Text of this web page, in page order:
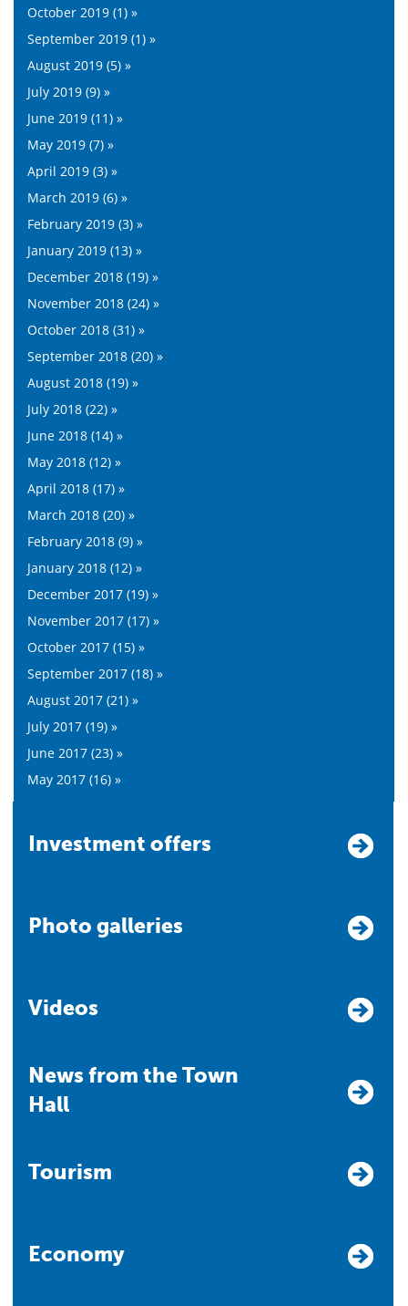
October 2019 (1) »
September 2019 (1) »
August 2019 (5) »
July 2019 (9) »
June 2019 (11) »
May 2019 (7) »
April 2019 (3) »
March 2019 (6) »
February 2019 (3) »
January 2019 (13) »
December 2018 (19) »
November 2018 (24) »
October 2018 (31) »
September 2018 (20) »
August 2018 (19) »
July 2018 (22) »
June 2018 (14) »
May 2018 (12) »
April 2018 (17) »
March 2018 (20) »
February 2018 (9) »
January 2018 (12) »
December 2017 (19) »
November 2017 (17) »
October 2017 (15) »
September 2017 (18) »
August 2017 (21) »
July 2017 (19) »
June 2017 (23) »
May 2017 (16) »
Investment offers
Photo galleries
Videos
News from the Town
Hall
Tourism
Economy